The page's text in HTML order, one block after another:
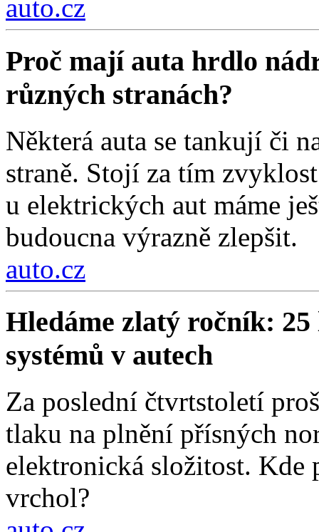
auto.cz
Proč mají auta hrdlo
různých stranách?
Některá auta se tankují či
straně. Stojí za tím
u elektrických aut máme
budoucna výrazně zlepšit.
auto.cz
Hledáme zlatý ročník:
systémů v autech
Za poslední čtvrtstoletí
tlaku na plnění přísných
elektronická složitost. Kde
vrchol?